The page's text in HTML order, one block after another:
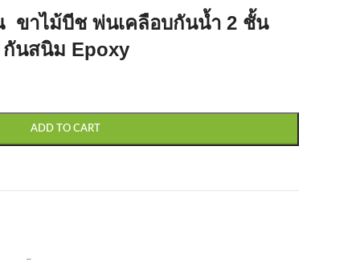
ขาไม้บีช พ่นเคลือบกันน้ำ 2 ชั้น
กันสนิม Epoxy
ADD TO CART